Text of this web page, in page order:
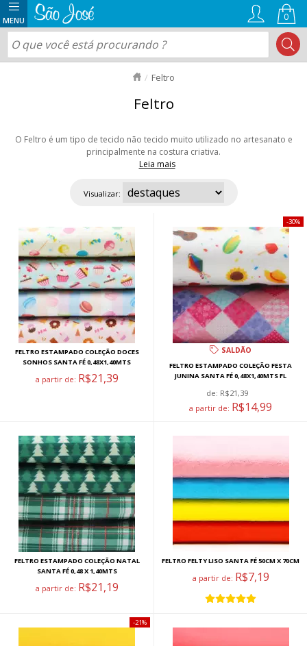
0
Feltro
Feltro
O Feltro é um tipo de tecido não tecido muito utilizado no artesanato e
principalmente na costura criativa.
Leia mais
evitam o desbotamento. Feltro de altíssima qualidade, com toque
especial, Pode ser cortado em qualquer direção sem desfiar, tem alta
Aproveite nossas ofertas e envio rápido para todo Brasil!
Visualizar:
FELTRO ESTAMPADO COLEÇÃO DOCES
SONHOS SANTA FÉ 0,48X1,40MTS
a partir de: R$21,39
SALDÃO
FELTRO ESTAMPADO COLEÇÃO FESTA
JUNINA SANTA FÉ 0,48X1,40MTS FL
de: R$21,39
a partir de: R$14,99
30%
FELTRO ESTAMPADO COLEÇÃO NATAL
SANTA FÉ 0,48 X 1,40MTS
a partir de: R$21,19
FELTRO FELTY LISO SANTA FÉ 50CM X 70CM
a partir de: R$7,19
21%